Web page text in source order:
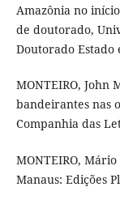
Amazônia no
de doutorado,
Doutorado Estado
MONTEIRO, John
bandeirantes nas
Companhia das
MONTEIRO,
Manaus: Edições